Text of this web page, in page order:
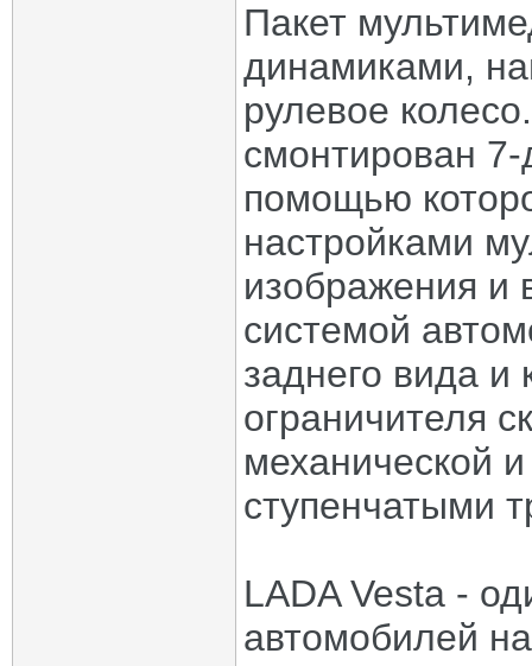
Пакет
динамиками,
рулевое
смонтирован
помощью
настройками
изображения и
системой
заднего вида и
ограничителя
механической
ступенчатыми
LADA Vesta -
автомобилей